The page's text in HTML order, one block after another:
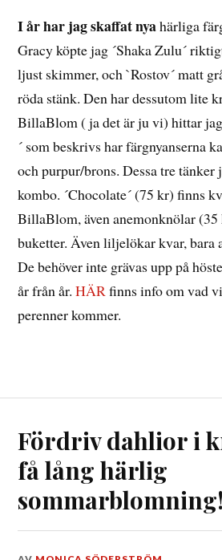
I år har jag skaffat nyahärliga
Gracy köpte jag ´Shaka Zulu´
ljust skimmer, och `Rostov´ matt
röda stänk. Den har dessutom lite
BillaBlom ( ja det är ju vi) hittar
´ som beskrivs har färgnyanserna
och purpur/brons. Dessa tre
kombo. ´Chocolate´ (75 kr) finns
BillaBlom, även anemonknölar
buketter. Även liljelökar kvar, bara
De behöver inte grävas upp på
år från år.HÄRfinns info om vad
perenner kommer.
Fördriv dahlior i
få lång härlig
sommarblomning!
DEN